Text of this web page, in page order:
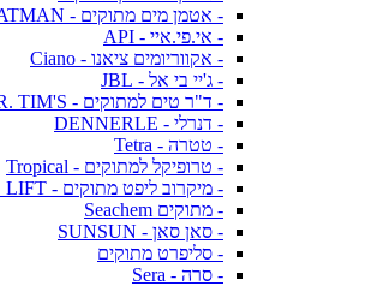
- אטמן מים מתוקים - ATMAN
- אי.פי.איי - API
- אקווריומים ציאנו - Ciano
- ג'יי בי אל - JBL
- ד"ר טים למתוקים - DR. TIM'S
- דנרלי - DENNERLE
- טטרה - Tetra
- טרופיקל למתוקים - Tropical
- מיקרוב ליפט מתוקים - MICROBE LIFT
- מתוקים Seachem
- סאן סאן - SUNSUN
- סליפרט מתוקים
- סרה - Sera